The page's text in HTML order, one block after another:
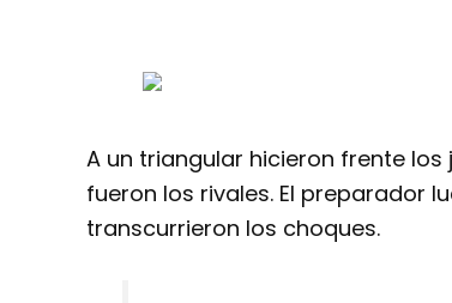
A un triangular hicieron frente los
fueron los rivales. El preparador
transcurrieron los choques.